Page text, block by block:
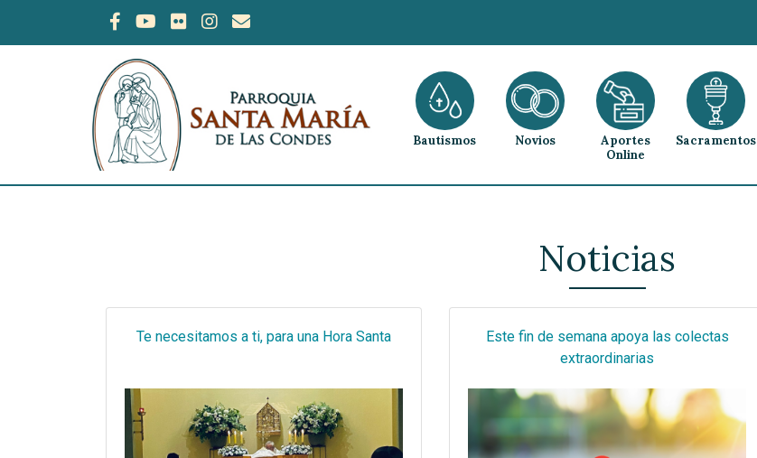
Bautismos Novios
Aportes
Online
Sacramentos
Noticias
Te necesitamos a ti, para una Hora Santa
Este fin de semana apoya las colectas
extraordinarias